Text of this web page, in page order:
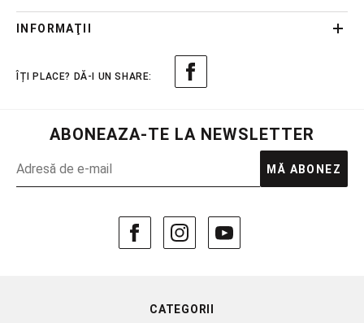
INFORMAŢII
ABONEAZA-TE LA NEWSLETTER
MĂ ABONEZ
CATEGORII